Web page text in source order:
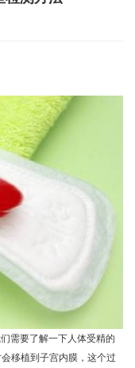
需要了解一下人体受精的
移植到子宫内膜，这个过